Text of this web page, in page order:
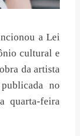
a Lei
cultural e
da artista
no
quarta-feira